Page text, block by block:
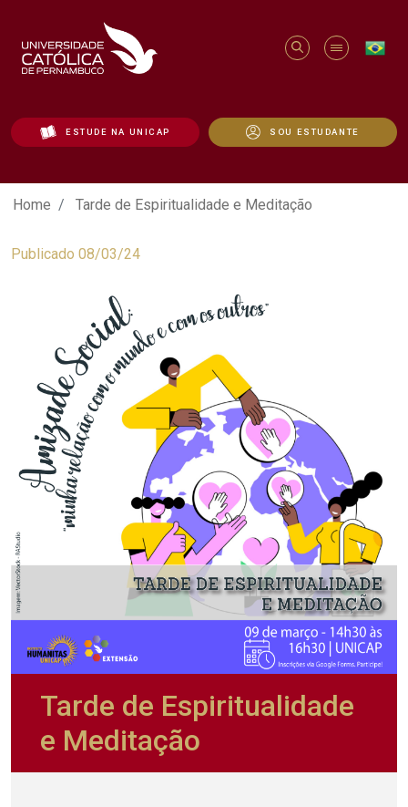
ESTUDE NA UNICAP SOU ESTUDANTE
Tarde de Espiritualidade e Meditação -
Home Tarde de Espiritualidade e Meditação
Publicado 08/03/24
Tarde de Espiritualidade
e Meditação